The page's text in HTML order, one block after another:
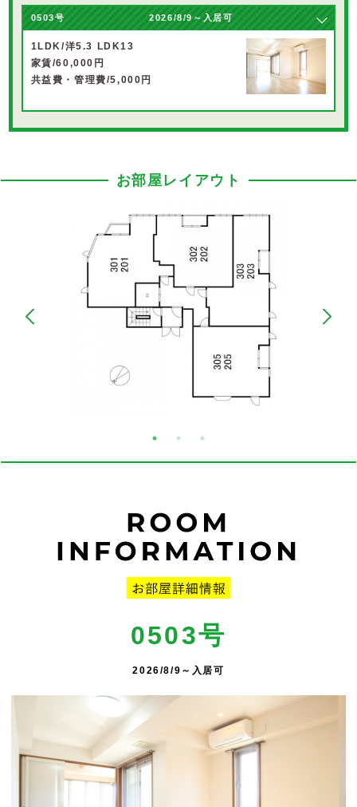
0503号 2026/8/9～入居可
1LDK/洋5.3 LDK13
家賃/60,000円
共益費・管理費/5,000円
お部屋レイアウト
0503号
2026/8/9～入居可